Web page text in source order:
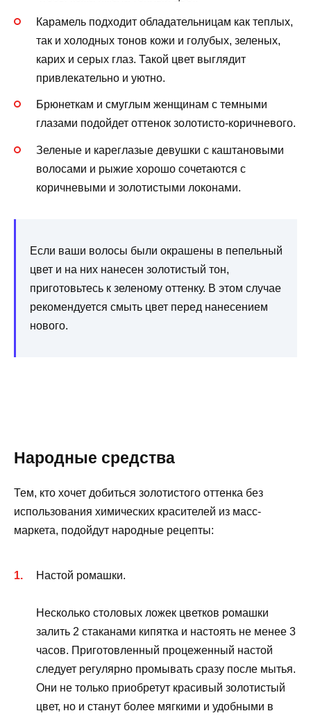
Карамель подходит обладательницам как теплых,
так и холодных тонов кожи и голубых, зеленых,
карих и серых глаз. Такой цвет выглядит
привлекательно и уютно.
Брюнеткам и смуглым женщинам с темными
глазами подойдет оттенок золотисто-коричневого.
Зеленые и кареглазые девушки с каштановыми
волосами и рыжие хорошо сочетаются с
коричневыми и золотистыми локонами.
Если ваши волосы были окрашены в пепельный
цвет и на них нанесен золотистый тон,
приготовьтесь к зеленому оттенку. В этом случае
рекомендуется смыть цвет перед нанесением
нового.
Народные средства
Тем, кто хочет добиться золотистого оттенка без
использования химических красителей из масс-
маркета, подойдут народные рецепты:
Настой ромашки.
Несколько столовых ложек цветков ромашки
залить 2 стаканами кипятка и настоять не менее 3
часов. Приготовленный процеженный настой
следует регулярно промывать сразу после мытья.
Они не только приобретут красивый золотистый
цвет, но и станут более мягкими и удобными в